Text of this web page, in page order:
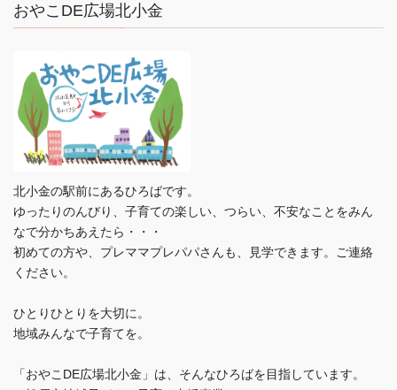
おやこDE広場北小金
北小金の駅前にあるひろばです。
ゆったりのんびり、子育ての楽しい、つらい、不安なことをみん
なで分かちあえたら・・・
初めての方や、プレママプレパパさんも、見学できます。ご連絡
ください。
ひとりひとりを大切に。
地域みんなで子育てを。
「おやこDE広場北小金」は、そんなひろばを目指しています。